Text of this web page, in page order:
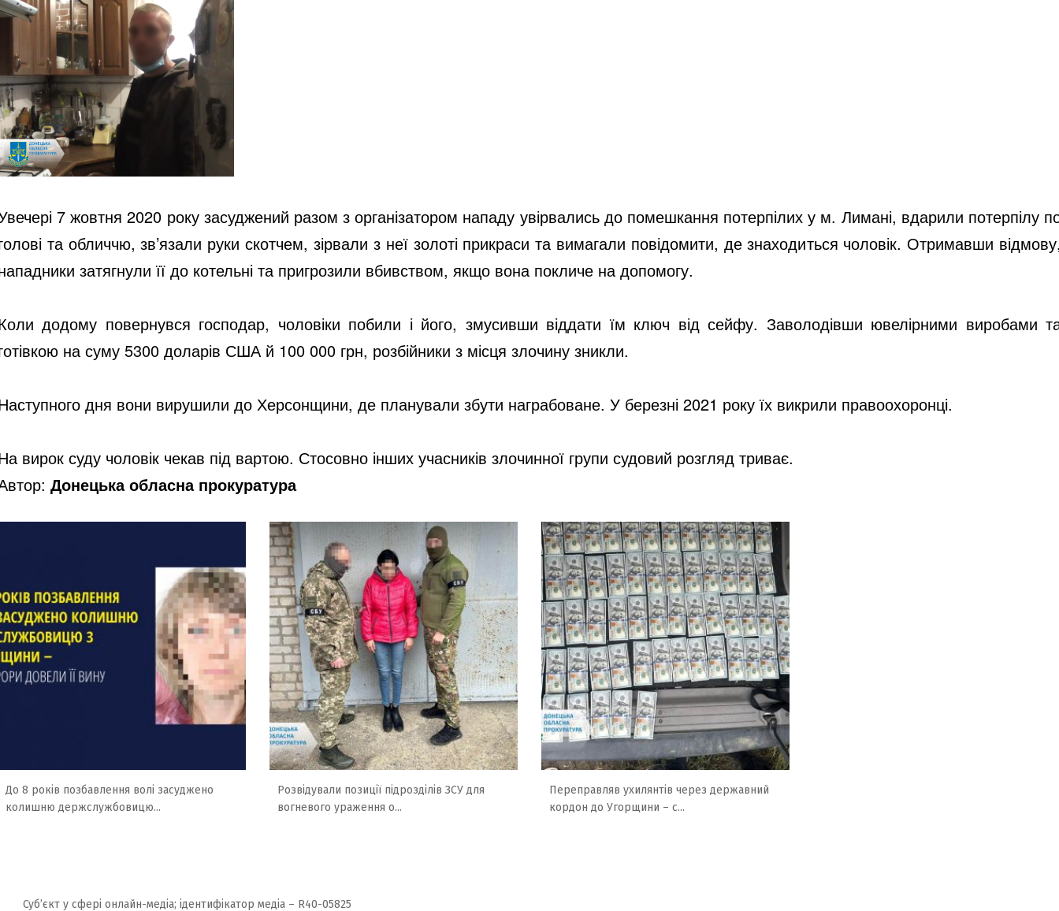
7 жовтня 2020 року засуджений разом з організатором нападу увірвались до помешкання потерпілих у м. Лимані, вдарили потерпілу
та обличчю, зв’язали руки скотчем, зірвали з неї золоті прикраси та вимагали повідомити, де знаходиться чоловік. Отримавши
затягнули її до котельні та пригрозили вбивством, якщо вона покличе на допомогу.
додому повернувся господар, чоловіки побили і його, змусивши віддати їм ключ від сейфу. Заволодівши ювелірними виробами
на суму 5300 доларів США й 100 000 грн, розбійники з місця злочину зникли.
дня вони вирушили до Херсонщини, де планували збути награбоване. У березні 2021 року їх викрили правоохоронці.
вирок суду чоловік чекав під вартою. Стосовно інших учасників злочинної групи судовий розгляд триває.
Донецька обласна прокуратура
До 8 років позбавлення волі засуджено
колишню держслужбовицю...
Розвідували позиції підрозділів ЗСУ для
вогневого ураження о...
Переправляв ухилянтів через державний
кордон до Угорщини – с...
Суб’єкт у сфері онлайн-медіа; ідентифікатор медіа – R40-05825